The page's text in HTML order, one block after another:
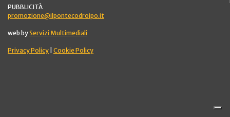
PUBBLICITÀ
promozione@ilpontecodroipo.it
web byServizi Multimediali
Privacy Policy Cookie Policy